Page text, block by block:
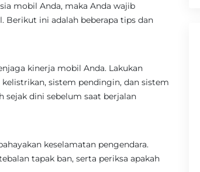
mobil Anda, maka Anda wajib
Berikut ini adalah beberapa tips dan
kinerja mobil Anda. Lakukan
sistem pendingin, dan sistem
sejak dini sebelum saat berjalan
keselamatan pengendara.
tapak ban, serta periksa apakah